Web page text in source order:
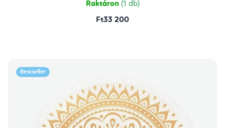
Raktáron (1 db)
Ft33 200
Bestseller